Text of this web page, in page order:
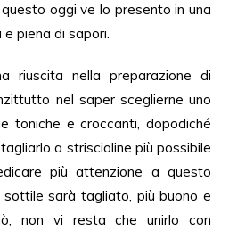
oggi ve lo presento in una
piena di sapori.
riuscita nella preparazione di
nel saper sceglierne uno
toniche e croccanti, dopodiché
a striscioline più possibile
più attenzione a questo
sarà tagliato, più buono e
non vi resta che unirlo con